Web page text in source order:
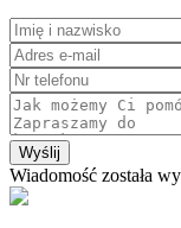
Wyślij
Wiadomość została